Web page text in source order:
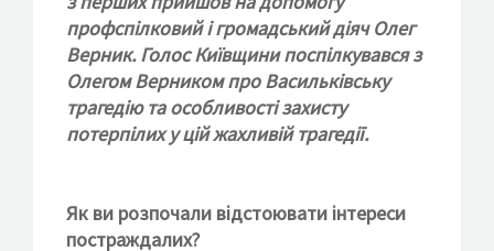
профспілковий і громадський діяч Олег
Верник. Голос Київщини поспілкувався з
Олегом Верником про Васильківську
трагедію та особливості захисту
потерпілих у цій жахливій трагедії.
Як ви розпочали відстоювати інтереси
постраждалих?